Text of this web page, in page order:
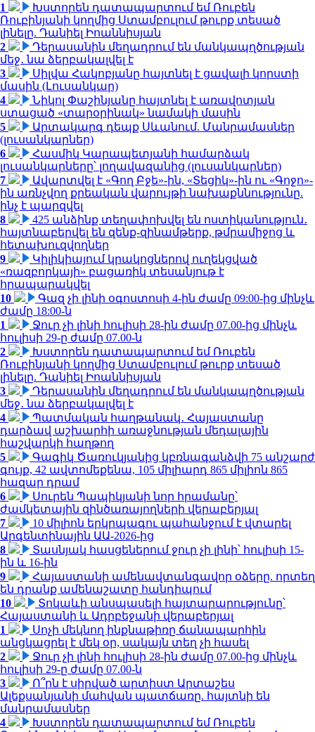
1
Խստորեն դատապարտում եմ Ռուբեն
Ռուբինյանի կողմից Ստամբուլում թուրք տեսած
լինելը. Դանիել Իոաննիսյան
2
Դերասանին մեղադրում են մանկապղծության
մեջ․ նա ձերբակալվել է
3
Սիլվա Հակոբյանը հայտնել է ցավալի կորստի
մասին (Լուսանկար)
4
Նիկոլ Փաշինյանը հայտնել է առավոտյան
ստացած «տարօրինակ» նամակի մասին
5
Արտակարգ դեպք Սևանում. Մանրամասներ
(լուսանկարներ)
6
Հասմիկ Կարապետյանի համարձակ
լուսանկարները՝ լողավազանից (լուսանկարներ)
7
Ավարտվել է «Գող Բջե»-ին, «Տեցիկ»-ին ու «Գոջո»-
ին առնչվող քրեական վարույթի նախաքննությունը.
ինչ է պարզվել
8
425 անձինք տեղափոխվել են ոստիկանություն․
հայտնաբերվել են զենք-զինամթերք, թմրամիջոց և
հետախուզվողներ
9
Կիլիկիայում կրակոցներով ուղեկցված
«ռազբորկայի» բացառիկ տեսանյութ է
հրապարակվել
10
Գազ չի լինի օգոստոսի 4-ին ժամը 09:00-ից մինչև
ժամը 18:00-ն
1
Ջուր չի լինի հուլիսի 28-ին ժամը 07.00-ից մինչև
հուլիսի 29-ը ժամը 07.00-ն
2
Խստորեն դատապարտում եմ Ռուբեն
Ռուբինյանի կողմից Ստամբուլում թուրք տեսած
լինելը. Դանիել Իոաննիսյան
3
Դերասանին մեղադրում են մանկապղծության
մեջ․ նա ձերբակալվել է
4
Պատմական հաղթանակ․ Հայաստանը
դարձավ աշխարհի առաջնության մեդալային
հաշվարկի հաղթող
5
Գագիկ Ծառուկյանից կբռնագանձվի 75 անշարժ
գույք, 42 ավտոմեքենա, 105 միլիարդ 865 միլիոն 865
հազար դրամ
6
Սուրեն Պապիկյանի նոր հրամանը՝
ժամկետային զինծառայողների վերաբերյալ
7
10 միլիոն երկրպագու պահանջում է վտարել
Արգենտինային ԱԱ-2026-ից
8
Տասնյակ հասցեներում ջուր չի լինի՝ հուլիսի 15-
ին և 16-ին
9
Հայաստանի ամենավտանգավոր օձերը. որտեղ
են դրանք ամենաշատը հանդիպում
10
Տոկաևի անսպասելի հայտարարությունը՝
Հայաստանի և Ադրբեջանի վերաբերյալ
1
Սոչի մեկնող ինքնաթիռը ճանապարհին
անցկացրել է մեկ օր, սակայն տեղ չի հասել
2
Ջուր չի լինի հուլիսի 28-ին ժամը 07.00-ից մինչև
հուլիսի 29-ը ժամը 07.00-ն
3
Ո՞րն է սիրված արտիստ Արտաշես
Ալեքսանյանի մահվան պատճառը. հայտնի են
մանրամասներ
4
Խստորեն դատապարտում եմ Ռուբեն